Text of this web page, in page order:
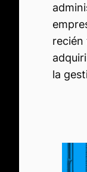
recién
la